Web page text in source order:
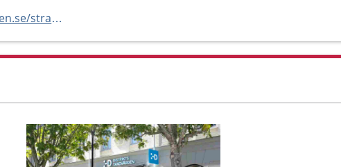
https://distriktstandvarden.se/strangnas